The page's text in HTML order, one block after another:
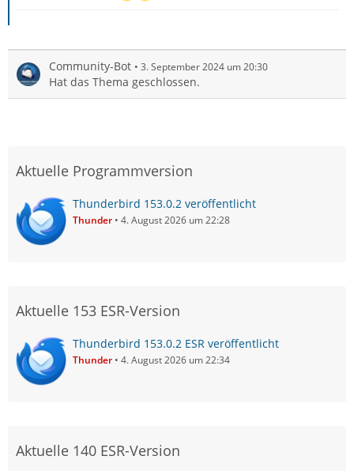
Community-Bot 3. September 2024 um 20:30
Hat das Thema geschlossen.
Aktuelle Programmversion
Thunderbird 153.0.2 veröffentlicht
Thunder 4. August 2026 um 22:28
Aktuelle 153 ESR-Version
Thunderbird 153.0.2 ESR veröffentlicht
Thunder 4. August 2026 um 22:34
Aktuelle 140 ESR-Version